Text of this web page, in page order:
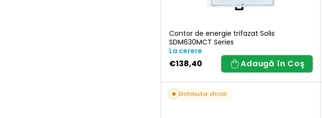
a
r
e
a
p
o
Contor de energie trifazat Solis
SDM630MCT Series
La cerere
€138,40 Adaugă în Coş
Distribuitor oficial